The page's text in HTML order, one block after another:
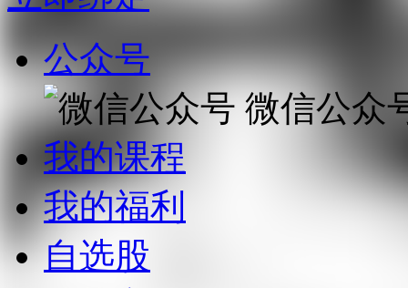
公众号
微信公众
我的课程
我的福利
自选股